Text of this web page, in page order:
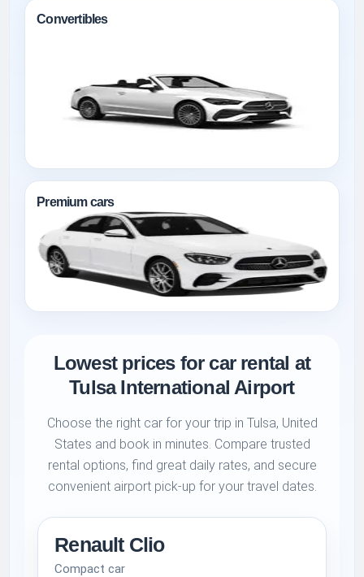
Convertibles
Premium cars
Lowest prices for car rental at
Tulsa International Airport
Choose the right car for your trip in Tulsa, United
States and book in minutes. Compare trusted
rental options, find great daily rates, and secure
convenient airport pick-up for your travel dates.
Renault Clio
Compact car